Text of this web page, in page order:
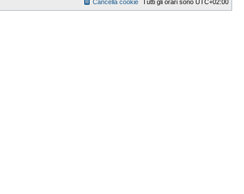
Tutti gli orari sono UTC+02:00
Cancella cookie